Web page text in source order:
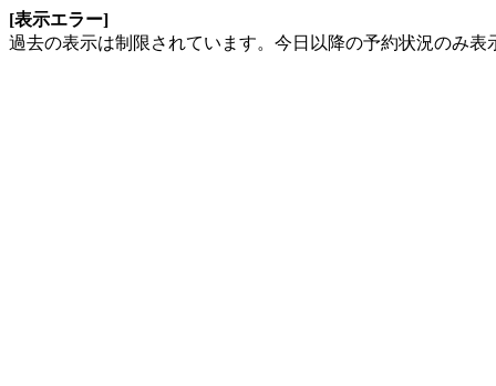
[表示エラー]
過去の表示は制限されています。今日以降の予約状況のみ表